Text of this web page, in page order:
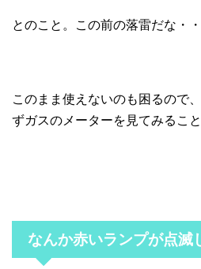
とのこと。この前の落雷だな・・
このまま使えないのも困るので
ずガスのメーターを見てみること
なんか赤いランプが点滅